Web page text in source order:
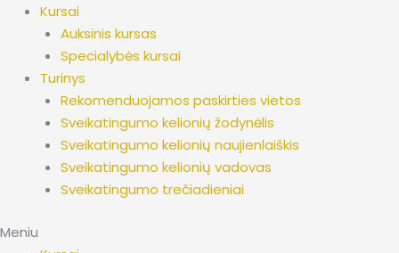
PereitiKursai
Auksinis kursas
Specialybės kursai
Turinys
Rekomenduojamos paskirties vietos
Sveikatingumo kelionių žodynėlis
Sveikatingumo kelionių naujienlaiškis
Sveikatingumo kelionių vadovas
Sveikatingumo trečiadieniai
Meniu